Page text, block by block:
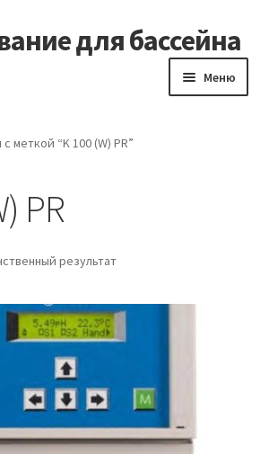
для бассейна
Меню
бассейна
меткой “K 100 (W) PR”
PR
результат